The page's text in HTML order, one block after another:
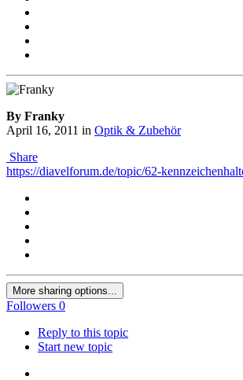
By Franky
April 16, 2011 in Optik & Zubehör
Share
https://diavelforum.de/topic/62-
More sharing options...
Followers 0
Reply to this topic
Start new topic